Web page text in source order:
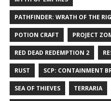
PATHFINDER: WRATH OF THE
POTION CRAFT PROJECT
RED DEAD REDEMPTION 2
RUST SCP: CONTAINMENT
SEA OF THIEVES TERRARIA